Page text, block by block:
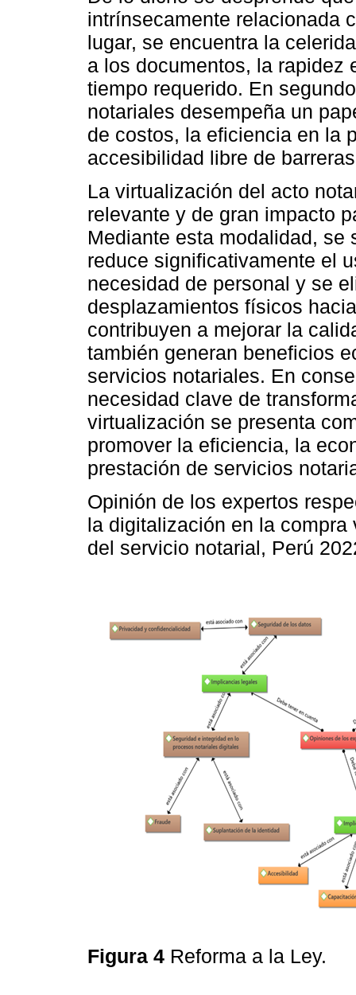
intrínsecamente relacionada
lugar, se encuentra la
a los documentos, la rapidez
tiempo requerido. En
notariales desempeña un
de costos, la eficiencia en la
accesibilidad libre de
La virtualización del acto
relevante y de gran impacto
Mediante esta modalidad, se
reduce significativamente el
necesidad de personal y se
desplazamientos físicos
contribuyen a mejorar la
también generan beneficios
servicios notariales. En
necesidad clave de
virtualización se presenta
promover la eficiencia, la
prestación de servicios
Opinión de los expertos
la digitalización en la
del servicio notarial, Perú
Figura 4 Reforma a la Ley.